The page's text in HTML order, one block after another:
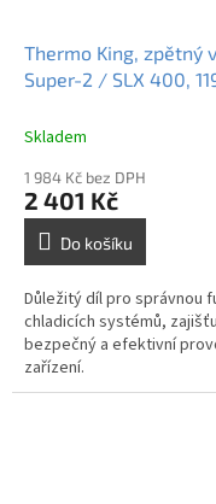
Thermo King, zpětný
Super-2 / SLX 400,
Skladem
1 984 Kč bez DPH
2 401 Kč
Do košíku
Důležitý díl pro správnou
chladicích systémů,
bezpečný a efektivní
zařízení.